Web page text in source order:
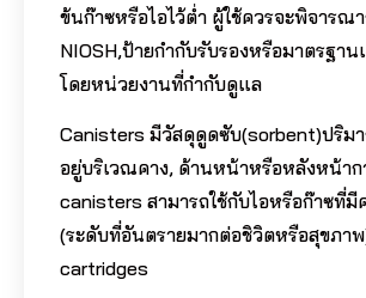
ข้นก๊าซหรือไอไว้ต่ำ ผู้ใช้ควรจะพิจารณ
NIOSH,ป้ายกำกับรับรองหรือมาตรฐา
โดยหน่วยงานที่กำกับดูแล
Canisters มีวัสดุดูดซับ(sorbent)ปริม
อยู่บริเวณคาง, ด้านหน้าหรือหลังหน้าก
canisters สามารถใช้กับไอหรือก๊าซที่มี
(ระดับที่อันตรายมากต่อชิวิตหรือสุขภา
cartridges